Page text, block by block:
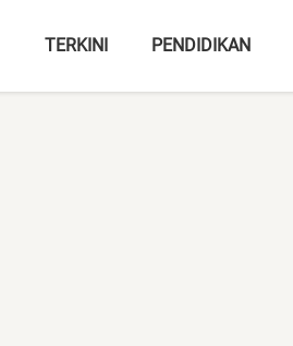
TERKINI PENDIDIKAN